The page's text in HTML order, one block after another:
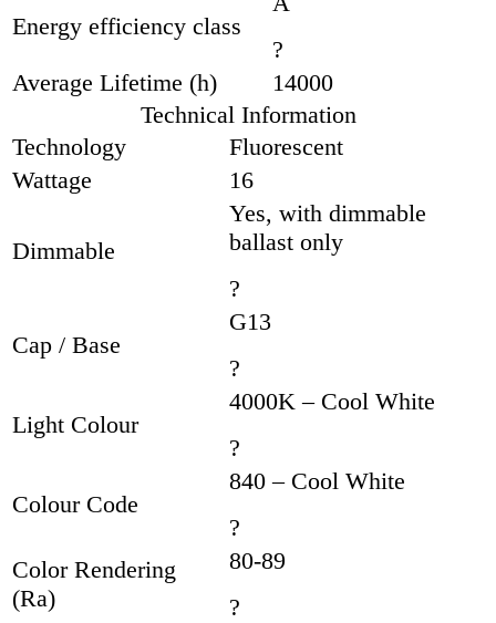
Energy efficiency class
?
Average Lifetime (h)
14000
Technical Information
Technology
Fluorescent
Wattage
16
Dimmable
Yes, with dimmable
ballast only
?
Cap / Base
G13
?
Light Colour
4000K – Cool White
?
Colour Code
840 – Cool White
?
Color Rendering
(Ra)
80-89
?